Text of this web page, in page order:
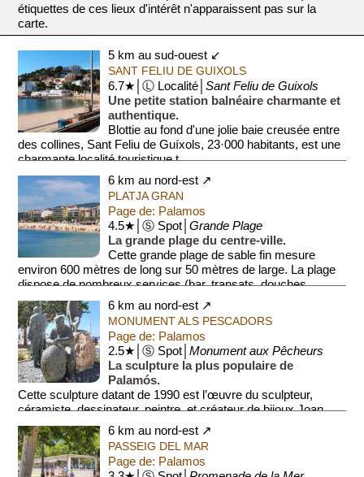
étiquettes de ces lieux d'intérêt n'apparaissent pas sur la
carte.
5 km au sud-ouest ↙
SANT FELIU DE GUIXOLS
6.7★│Ⓛ Localité│Sant Feliu de Guixols
Une petite station balnéaire charmante et
authentique.
Blottie au fond d'une jolie baie creusée entre
des collines, Sant Feliu de Guíxols, 23·000 habitants, est une
charmante localité touristique t...
6 km au nord-est ↗
PLATJA GRAN
Page de: Palamos
4.5★│Ⓢ Spot│Grande Plage
La grande plage du centre-ville.
Cette grande plage de sable fin mesure
environ 600 mètres de long sur 50 mètres de large. La plage
dispose de nombreux services (bar, transats, douches,
toilettes).
6 km au nord-est ↗
MONUMENT ALS PESCADORS
Page de: Palamos
2.5★│Ⓢ Spot│Monument aux Pêcheurs
La sculpture la plus populaire de
Palamós.
Cette sculpture datant de 1990 est l’œuvre du sculpteur,
céramiste, dessinateur, peintre, et créateur de bijoux Joan
Abras, né dans la région en 1949. La ...
6 km au nord-est ↗
PASSEIG DEL MAR
Page de: Palamos